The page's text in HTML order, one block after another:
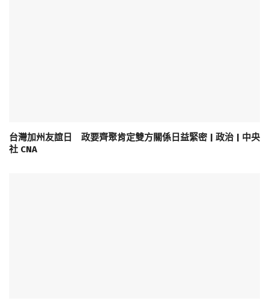
台灣加州友誼日 政要齊聚肯定雙方關係日益緊密 | 政治 | 中央
社 CNA